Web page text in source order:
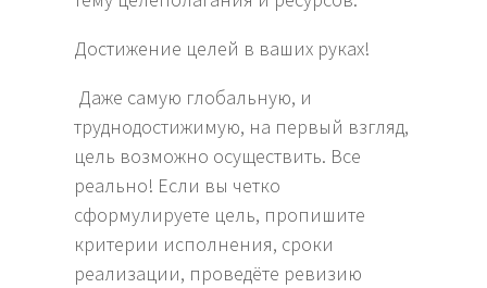
Достижение целей в ваших руках!
Даже самую глобальную, и
труднодостижимую, на первый взгляд,
цель возможно осуществить. Все
реально! Если вы четко
сформулируете цель, пропишите
критерии исполнения, сроки
реализации, проведёте ревизию